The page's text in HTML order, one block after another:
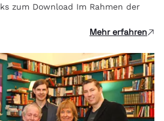
zum Download Im Rahmen der
Mehr erfahren